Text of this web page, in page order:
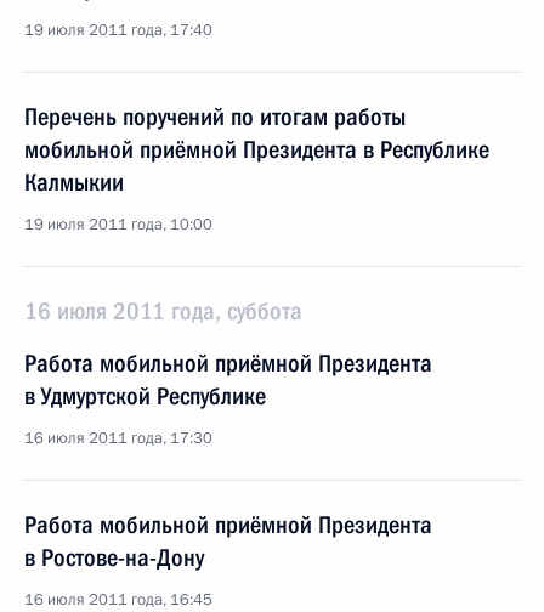
19 июля 2011 года, 17:40
Перечень поручений по итогам работы
мобильной приёмной Президента в Республике
Калмыкии
19 июля 2011 года, 10:00
16 июля 2011 года, суббота
Работа мобильной приёмной Президента
в Удмуртской Республике
16 июля 2011 года, 17:30
Работа мобильной приёмной Президента
в Ростове-на-Дону
16 июля 2011 года, 16:45